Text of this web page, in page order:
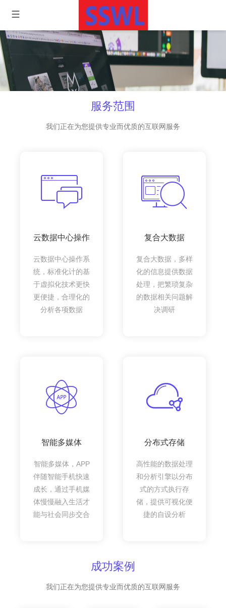
服务范围
我们正在为您提供专业而优质的互联网服务
云数据中心操作
云数据中心操作系
统，标准化计的基
于虚拟化技术更快
更便捷，合理化的
分析各项数据
复合大数据
复合大数据，多样
化的信息提供数据
处理，把繁琐复杂
的数据相关问题解
决调研
智能多媒体
智能多媒体，APP
伴随智能手机快速
成长，通过手机媒
体慢慢融入生活才
能与社会同步交合
分布式存储
高性能的数据处理
和分析引擎以分布
式的方式执行存
储，提供可视化便
捷的自设分析
成功案例
我们正在为您提供专业而优质的互联网服务